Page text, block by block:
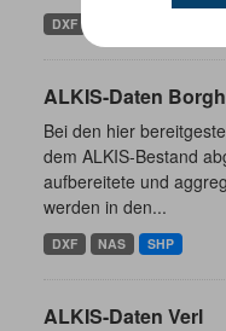
DXF
ALKIS-Daten
Bei den hier
dem ALKIS-Bestand
aufbereitete und
werden in den...
DXF NAS SHP
ALKIS-Daten Verl